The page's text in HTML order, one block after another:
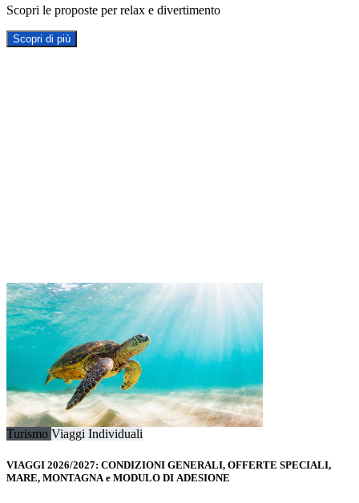
Scopri le proposte per relax e divertimento
Scopri di più
Turismo Viaggi Individuali
VIAGGI 2026/2027: CONDIZIONI GENERALI, OFFERTE SPECIALI,
MARE, MONTAGNA e MODULO DI ADESIONE